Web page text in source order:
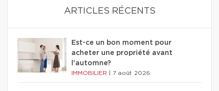
ARTICLES RÉCENTS
Est-ce un bon moment pour
acheter une propriété avant
l'automne?
IMMOBILIER 7 août 2026